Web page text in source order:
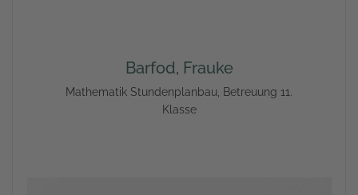
Barfod, Frauke
Mathematik Stundenplanbau, Betreuung 11.
Klasse